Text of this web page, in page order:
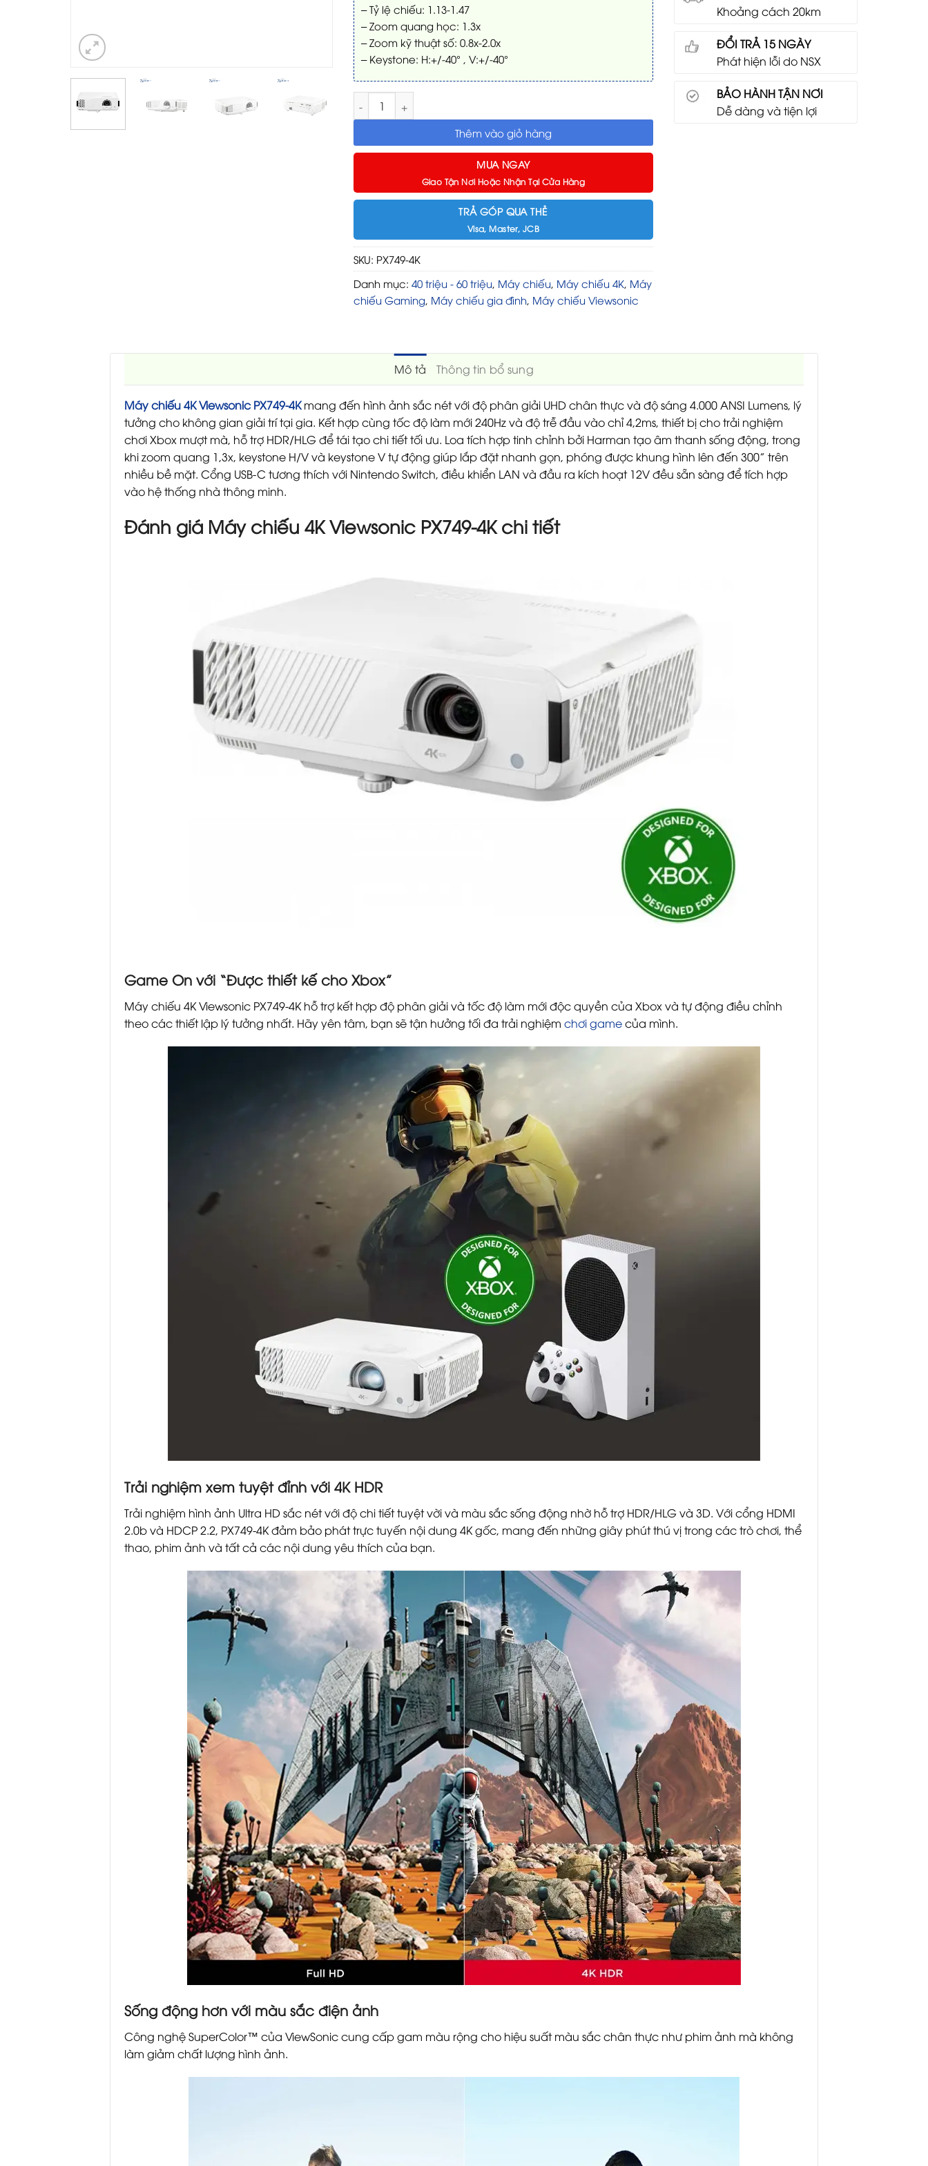
– Tỷ lệ chiếu: 1.13-1.47
– Zoom quang học: 1.3x
– Zoom kỹ thuật số: 0.8x-2.0x
– Keystone: H:+/-40° , V:+/-40°
Máy chiếu 4K Viewsonic PX749-4K số lượng
Thêm vào giỏ hàng
MUA NGAY
Giao Tận Nơi Hoặc Nhận Tại Cửa Hàng
TRẢ GÓP QUA THẺ
Visa, Master, JCB
SKU: PX749-4K
Danh mục: 40 triệu - 60 triệu, Máy chiếu, Máy chiếu 4K, Máy
chiếu Gaming, Máy chiếu gia đình, Máy chiếu Viewsonic
Khoảng cách 20km
ĐỔI TRẢ 15 NGÀY
Phát hiện lỗi do NSX
BẢO HÀNH TẬN NƠI
Dễ dàng và tiện lợi
Mô tả Thông tin bổ sung
Máy chiếu 4K Viewsonic PX749-4Kmang đến hình ảnh sắc nét với độ phân giải UHD chân thực và độ sáng 4.000 ANSI Lumens, lý
tưởng cho không gian giải trí tại gia. Kết hợp cùng tốc độ làm mới 240Hz và độ trễ đầu vào chỉ 4,2ms, thiết bị cho trải nghiệm
chơi Xbox mượt mà, hỗ trợ HDR/HLG để tái tạo chi tiết tối ưu. Loa tích hợp tinh chỉnh bởi Harman tạo âm thanh sống động, trong
khi zoom quang 1,3x, keystone H/V và keystone V tự động giúp lắp đặt nhanh gọn, phóng được khung hình lên đến 300” trên
nhiều bề mặt. Cổng USB-C tương thích với Nintendo Switch, điều khiển LAN và đầu ra kích hoạt 12V đều sẵn sàng để tích hợp
vào hệ thống nhà thông minh.
Đánh giá Máy chiếu 4K Viewsonic PX749-4K chi tiết
Game On với “Được thiết kế cho Xbox”
Máy chiếu 4K Viewsonic PX749-4K hỗ trợ kết hợp độ phân giải và tốc độ làm mới độc quyền của Xbox và tự động điều chỉnh
theo các thiết lập lý tưởng nhất. Hãy yên tâm, bạn sẽ tận hưởng tối đa trải nghiệm chơi gamecủa mình.
Trải nghiệm xem tuyệt đỉnh với 4K HDR
Trải nghiệm hình ảnh Ultra HD sắc nét với độ chi tiết tuyệt vời và màu sắc sống động nhờ hỗ trợ HDR/HLG và 3D. Với cổng HDMI
2.0b và HDCP 2.2, PX749-4K đảm bảo phát trực tuyến nội dung 4K gốc, mang đến những giây phút thú vị trong các trò chơi, thể
thao, phim ảnh và tất cả các nội dung yêu thích của bạn.
Sống động hơn với màu sắc điện ảnh
Công nghệ SuperColor™ của ViewSonic cung cấp gam màu rộng cho hiệu suất màu sắc chân thực như phim ảnh mà không
làm giảm chất lượng hình ảnh.